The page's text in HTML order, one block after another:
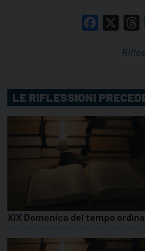
Facebook
LE RIFLESSIONI
XIX Domenica del tempo